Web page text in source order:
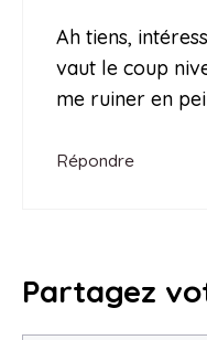
Ah tiens,
vaut le coup
me ruiner en
Répondre
Partagez